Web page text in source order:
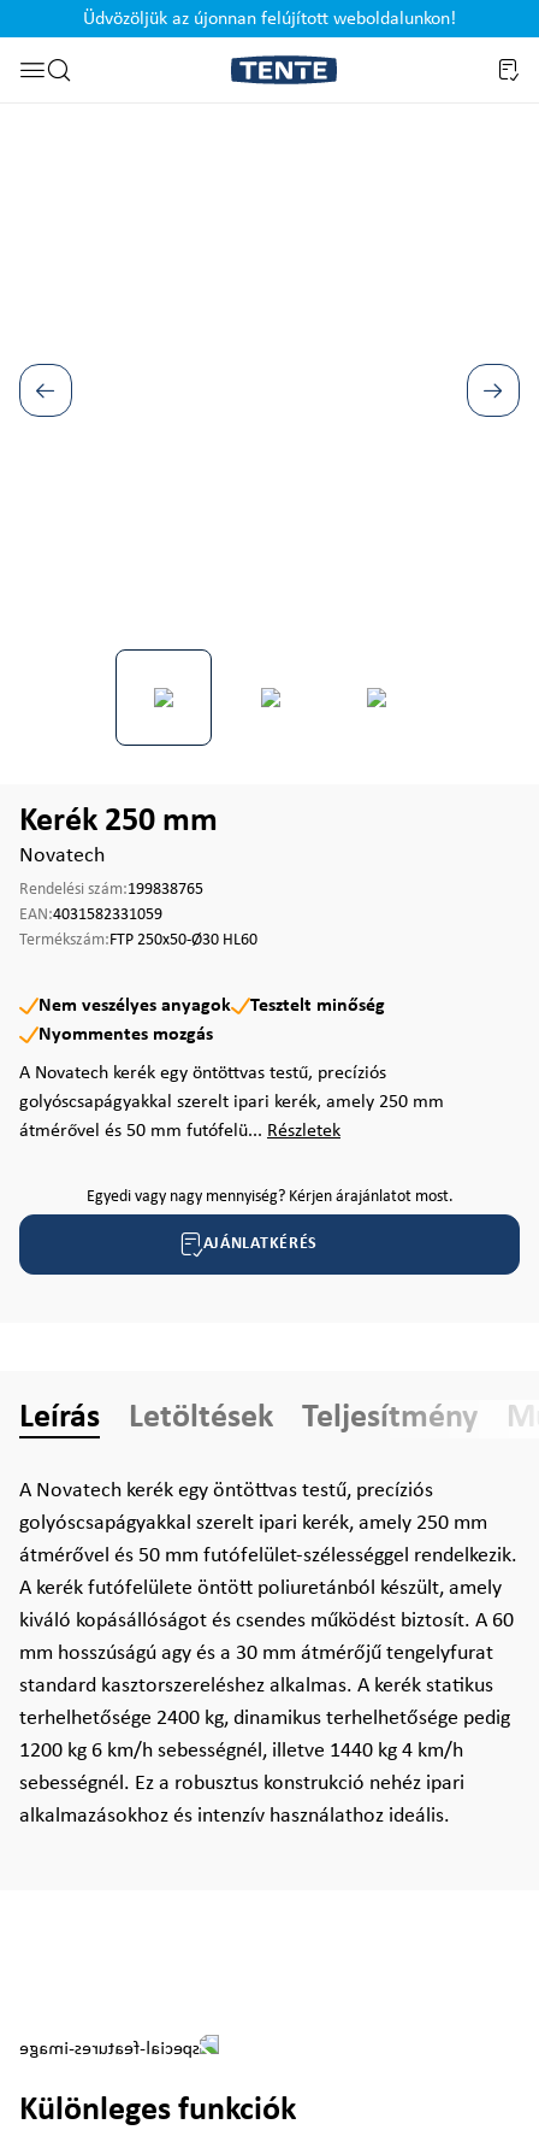
Ugrás a kereséshez
Üdvözöljük az újonnan felújított weboldalunkon!
Kerék 250 mm
Novatech
Rendelési szám:199838765
EAN:4031582331059
Termékszám:FTP 250x50-Ø30 HL60
Nem veszélyes anyagok
Tesztelt minőség
Nyommentes mozgás
A Novatech kerék egy öntöttvas testű, precíziós
golyóscsapágyakkal szerelt ipari kerék, amely 250 mm
átmérővel és 50 mm futófelü... Részletek
Egyedi vagy nagy mennyiség? Kérjen árajánlatot most.
AJÁNLATKÉRÉS
Leírás Letöltések Teljesítmény
A Novatech kerék egy öntöttvas testű, precíziós
golyóscsapágyakkal szerelt ipari kerék, amely 250 mm
átmérővel és 50 mm futófelület-szélességgel rendelkezik.
A kerék futófelülete öntött poliuretánból készült, amely
kiváló kopásállóságot és csendes működést biztosít. A 60
mm hosszúságú agy és a 30 mm átmérőjű tengelyfurat
standard kasztorszereléshez alkalmas. A kerék statikus
terhelhetősége 2400 kg, dinamikus terhelhetősége pedig
1200 kg 6 km/h sebességnél, illetve 1440 kg 4 km/h
sebességnél. Ez a robusztus konstrukció nehéz ipari
alkalmazásokhoz és intenzív használathoz ideális.
Különleges funkciók